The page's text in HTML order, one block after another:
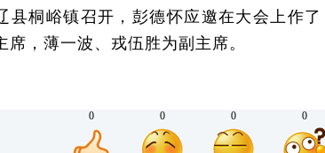
县桐峪镇召开，彭德怀应邀在大会上作
，薄一波、戎伍胜为副主席。
0 0 0 0